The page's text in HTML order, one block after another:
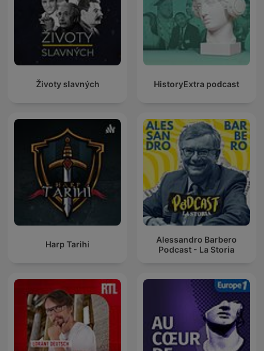
Životy slavných HistoryExtra podcast
Harp Tarihi
Alessandro Barbero
Podcast - La Storia